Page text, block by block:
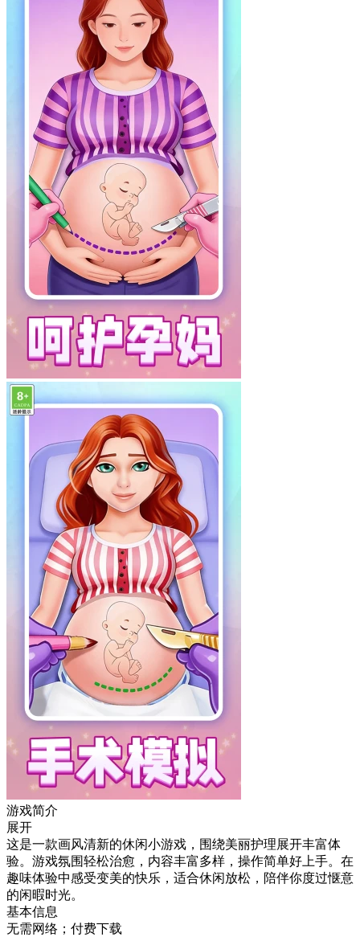
游戏简介
展开
这是一款画风清新的休闲小游戏，围绕美丽护理展开丰富体
验。游戏氛围轻松治愈，内容丰富多样，操作简单好上手。在
趣味体验中感受变美的快乐，适合休闲放松，陪伴你度过惬意
的闲暇时光。
基本信息
无需网络；付费下载